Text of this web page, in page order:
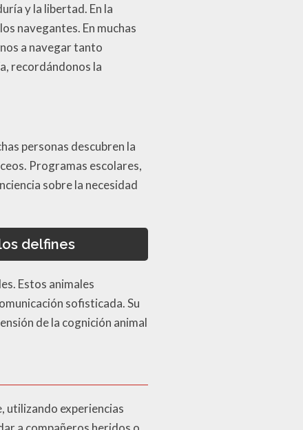
y la libertad. En la
navegantes. En muchas
a navegar tanto
recordándonos la
personas descubren la
Programas escolares,
sobre la necesidad
delfines
Estos animales
sofisticada. Su
de la cognición animal
utilizando experiencias